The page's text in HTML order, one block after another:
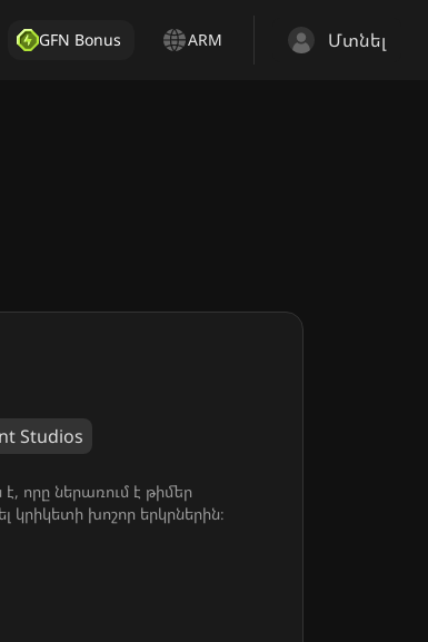
GFN Bonus ARM Մտնել
Studios
որը ներառում է թիմեր
խոշոր երկրներին։